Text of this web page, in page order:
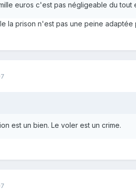
euros c'est pas négligeable du
la prison n'est pas une peine
est un bien. Le voler est un crime.